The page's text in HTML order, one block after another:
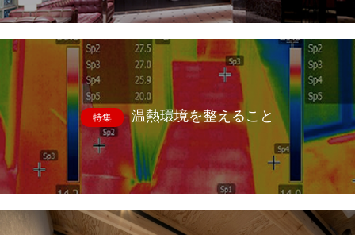
特集 温熱環境を整えること